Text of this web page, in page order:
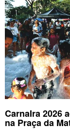
CarnaIra 2026
na Praça da